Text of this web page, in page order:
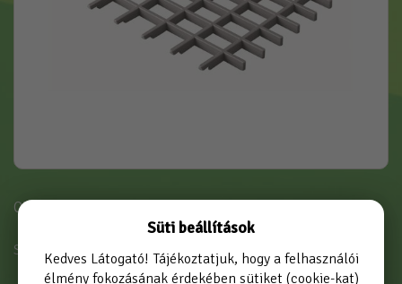
Cikkszám: 2052G
SZÍN SZÜRKE
Süti beállítások
Kedves Látogató! Tájékoztatjuk, hogy a felhasználói
élmény fokozásának érdekében sütiket (cookie-kat)